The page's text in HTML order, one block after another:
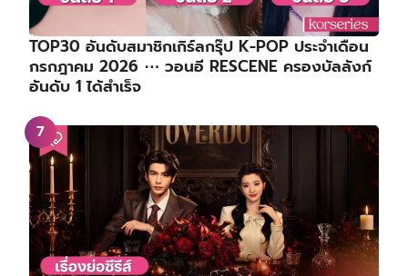
TOP30 อันดับสมาชิกเกิร์ลกรุ๊ป K-POP ประจำเดือน
กรกฎาคม 2026 ⋯ วอนอี RESCENE ครองบัลลังก์
อันดับ 1 ได้สำเร็จ